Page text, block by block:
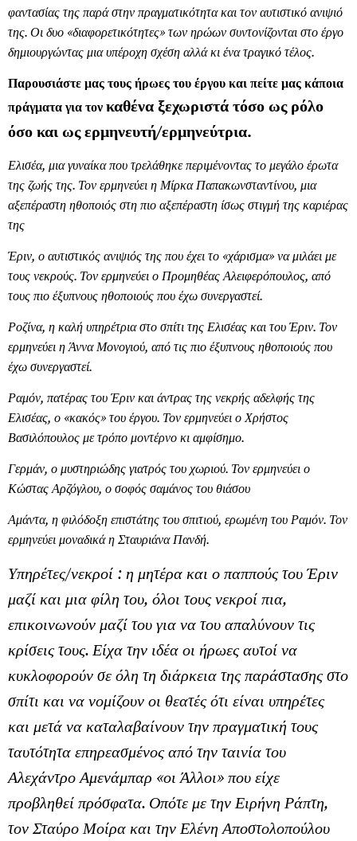
φαντασίας της παρά στην πραγματικότητα και τον αυτιστικό ανιψιό
της. Οι δυο «διαφορετικότητες» των ηρώων συντονίζονται στο έργο
δημιουργώντας μια υπέροχη σχέση αλλά κι ένα τραγικό τέλος.
Παρουσιάστε μας τους ήρωες του έργου και πείτε μας κάποια
πράγματα για τονκαθένα ξεχωριστά τόσο ως ρόλο
όσο και ως ερμηνευτή/ερμηνεύτρια.
Ελισέα, μια γυναίκα που τρελάθηκε περιμένοντας το μεγάλο έρωτα
της ζωής της. Τον ερμηνεύει η Μίρκα Παπακωνσταντίνου, μια
αξεπέραστη ηθοποιός στη πιο αξεπέραστη ίσως στιγμή της καριέρας
της
Έριν, ο αυτιστικός ανιψιός της που έχει το «χάρισμα» να μιλάει με
τους νεκρούς. Τον ερμηνεύει ο Προμηθέας Αλειφερόπουλος, από
τους πιο έξυπνους ηθοποιούς που έχω συνεργαστεί.
Ροζίνα, η καλή υπηρέτρια στο σπίτι της Ελισέας και του Έριν. Τον
ερμηνεύει η Άννα Μονογιού, από τις πιο έξυπνους ηθοποιούς που
έχω συνεργαστεί.
Ραμόν, πατέρας του Έριν και άντρας της νεκρής αδελφής της
Ελισέας, ο «κακός» του έργου. Τον ερμηνεύει ο Χρήστος
Βασιλόπουλος με τρόπο μοντέρνο κι αμφίσημο.
Γερμάν, ο μυστηριώδης γιατρός του χωριού. Τον ερμηνεύει ο
Κώστας Αρζόγλου, ο σοφός σαμάνος του θιάσου
Αμάντα, η φιλόδοξη επιστάτης του σπιτιού, ερωμένη του Ραμόν. Τον
ερμηνεύει μοναδικά η Σταυριάνα Πανδή.
Υπηρέτες/νεκροί : η μητέρα και ο παππούς του Έριν
μαζί και μια φίλη του, όλοι τους νεκροί πια,
επικοινωνούν μαζί του για να του απαλύνουν τις
κρίσεις τους. Είχα την ιδέα οι ήρωες αυτοί να
κυκλοφορούν σε όλη τη διάρκεια της παράστασης στο
σπίτι και να νομίζουν οι θεατές ότι είναι υπηρέτες
και μετά να καταλαβαίνουν την πραγματική τους
ταυτότητα επηρεασμένος από την ταινία του
Αλεχάντρο Αμενάμπαρ «οι Άλλοι» που είχε
προβληθεί πρόσφατα. Οπότε με την Ειρήνη Ράπτη,
τον Σταύρο Μοίρα και την Ελένη Αποστολοπούλου